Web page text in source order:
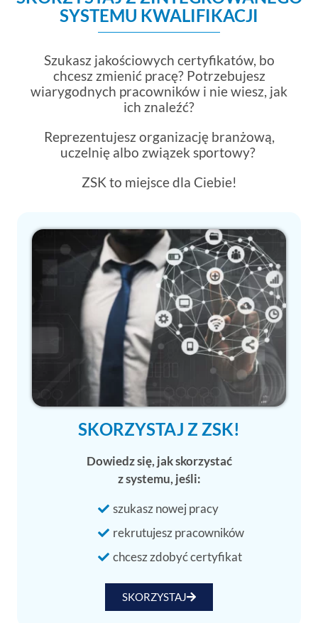
SYSTEMU KWALIFIKACJI
Szukasz jakościowych certyfikatów, bo
chcesz zmienić pracę? Potrzebujesz
wiarygodnych pracowników i nie wiesz, jak
ich znaleźć?
Reprezentujesz organizację branżową,
uczelnię albo związek sportowy?
ZSK to miejsce dla Ciebie!
SKORZYSTAJ Z ZSK!
Dowiedz się, jak skorzystać
z systemu, jeśli:
szukasz nowej pracy
rekrutujesz pracowników
chcesz zdobyć certyfikat
SKORZYSTAJ